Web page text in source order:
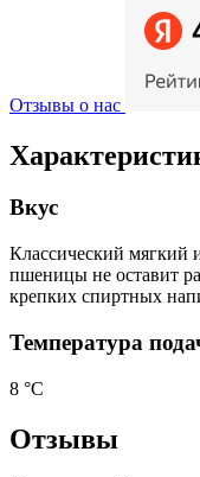
Отзывы о нас
Вкус
Классический мягкий
пшеницы не оставит
крепких спиртных
Температура
8 °С
Отзывы